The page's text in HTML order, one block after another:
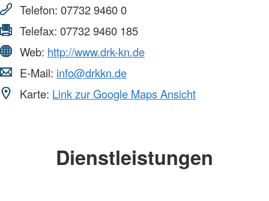
Telefon: 07732 9460 0
Telefax: 07732 9460 185
Web: http://www.drk-kn.de
E-Mail: info@drkkn.de
Karte: Link zur Google Maps Ansicht
Dienstleistungen